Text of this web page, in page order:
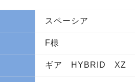
スペーシア
F様
ギア HYBRID XZ